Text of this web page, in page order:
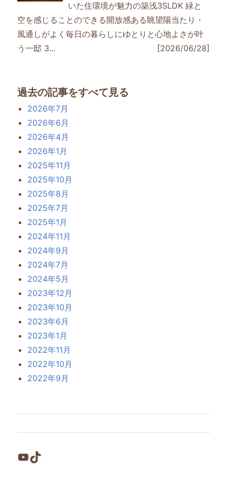
いた住環境が魅力の築浅3SLDK 緑と
空を感じることのできる開放感ある眺望陽当たり・
風通しがよく毎日の暮らしにゆとりと心地よさが叶
う一邸 3...
[2026/06/28]
過去の記事をすべて見る
2026年7月
2026年6月
2026年4月
2026年1月
2025年11月
2025年10月
2025年8月
2025年7月
2025年1月
2024年11月
2024年9月
2024年7月
2024年5月
2023年12月
2023年10月
2023年6月
2023年1月
2022年11月
2022年10月
2022年9月
YouTube
TikTok